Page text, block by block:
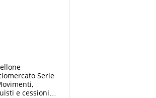
Serie
e cessioni: